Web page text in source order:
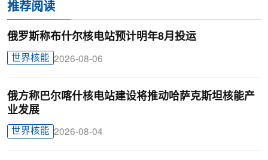
推荐阅读
俄罗斯称布什尔核电站预计明年8月投运
世界核能 2026-08-06
俄方称巴尔喀什核电站建设将推动哈萨克斯坦核能产
业发展
世界核能 2026-08-04